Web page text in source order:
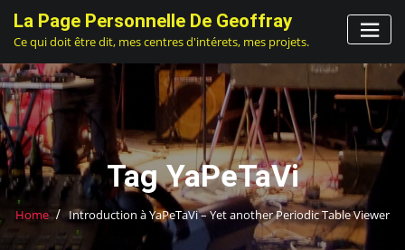
content
La Page Personnelle De Geoffray
Ce qui doit être dit, mes centres d'intérets, mes projets.
Tag YaPeTaVi
Home Introduction à YaPeTaVi – Yet another Periodic Table Viewer